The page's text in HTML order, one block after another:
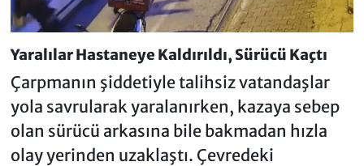
Yaralılar Hastaneye Kaldırıldı, Sürücü Kaçtı
Çarpmanın şiddetiyle talihsiz vatandaşlar
yola savrularak yaralanırken, kazaya sebep
olan sürücü arkasına bile bakmadan hızla
olay yerinden uzaklaştı. Çevredeki